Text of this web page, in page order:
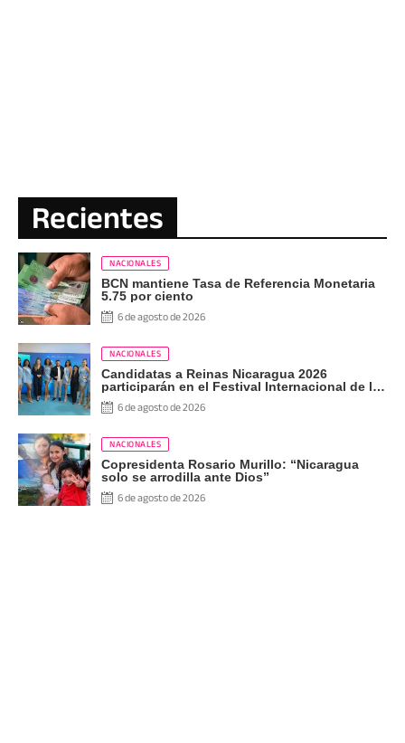
Recientes
NACIONALES
BCN mantiene Tasa de Referencia Monetaria
5.75 por ciento
6 de agosto de 2026
NACIONALES
Candidatas a Reinas Nicaragua 2026
participarán en el Festival Internacional de las
Artes, Cultura y Gastronomía
6 de agosto de 2026
NACIONALES
Copresidenta Rosario Murillo: “Nicaragua
solo se arrodilla ante Dios”
6 de agosto de 2026